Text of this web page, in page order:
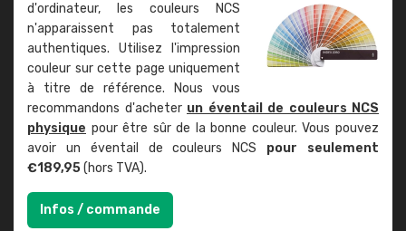
d'ordinateur, les couleurs NCS
n'apparaissent pas totalement
authentiques. Utilisez l'impression
couleur sur cette page uniquement
à titre de référence. Nous vous
recommandons d'acheter un éventail de couleurs NCS
physique pour être sûr de la bonne couleur. Vous pouvez
avoir un éventail de couleurs NCS pour seulement
€189,95(hors TVA).
Infos / commande